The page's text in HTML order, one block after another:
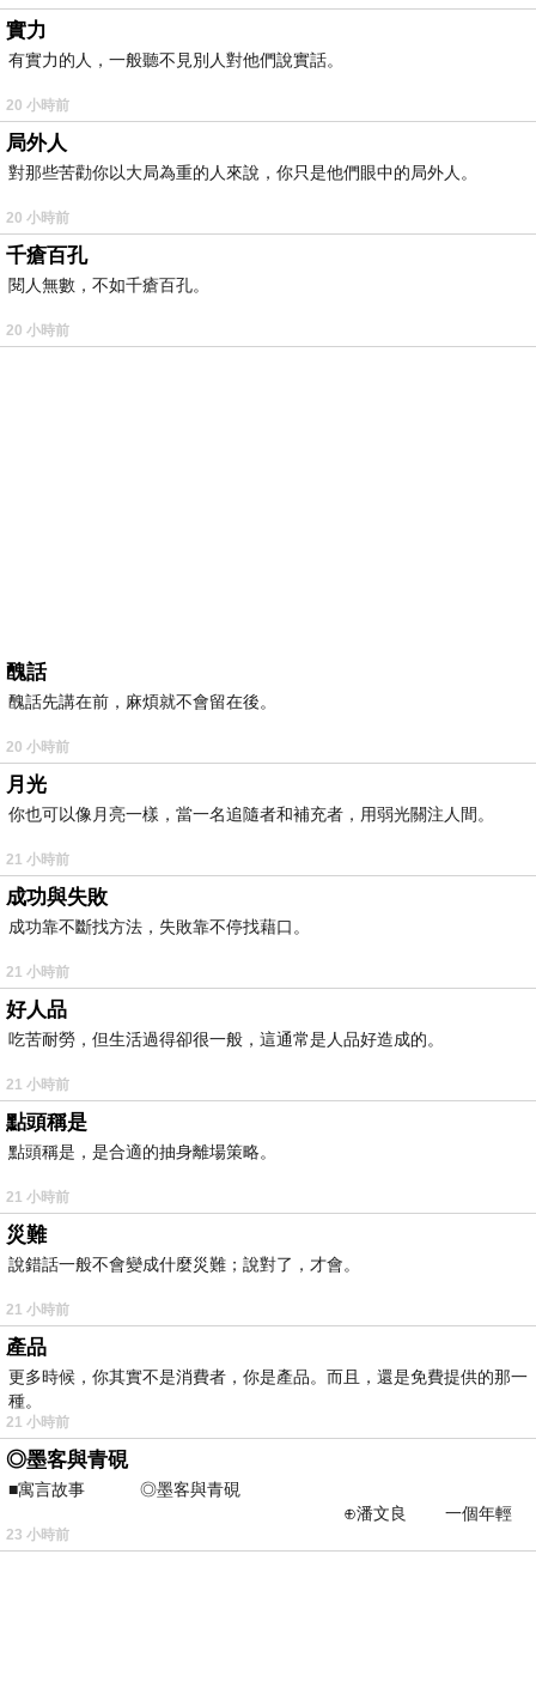
實力
有實力的人，一般聽不見別人對他們說實話。
20 小時前
局外人
對那些苦勸你以大局為重的人來說，你只是他們眼中的局外人。
20 小時前
千瘡百孔
閱人無數，不如千瘡百孔。
20 小時前
醜話
醜話先講在前，麻煩就不會留在後。
20 小時前
月光
你也可以像月亮一樣，當一名追隨者和補充者，用弱光關注人間。
21 小時前
成功與失敗
成功靠不斷找方法，失敗靠不停找藉口。
21 小時前
好人品
吃苦耐勞，但生活過得卻很一般，這通常是人品好造成的。
21 小時前
點頭稱是
點頭稱是，是合適的抽身離場策略。
21 小時前
災難
說錯話一般不會變成什麼災難；說對了，才會。
21 小時前
產品
更多時候，你其實不是消費者，你是產品。而且，還是免費提供的那一
種。
21 小時前
◎墨客與青硯
■寓言故事 ◎墨客與青硯
⊕潘文良 一個年輕
的墨客，在京城的古玩肆裡
23 小時前